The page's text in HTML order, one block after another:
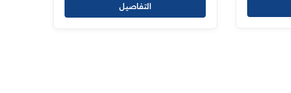
التفاصيل